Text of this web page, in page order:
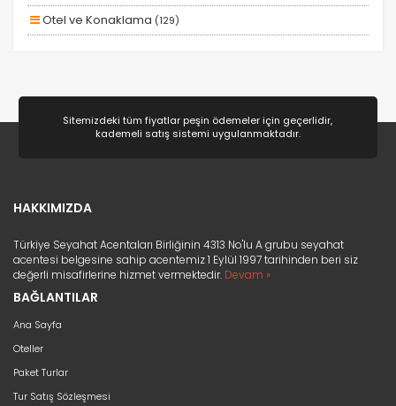
Otel ve Konaklama (129)
Lüks ve Konfor(25)
Eğitim
Sağlık ve Güzellik (2)
Sitemizdeki tüm fiyatlar peşin ödemeler için geçerlidir,
kademeli satış sistemi uygulanmaktadır.
HAKKIMIZDA
Türkiye Seyahat Acentaları Birliğinin 4313 No'lu A grubu seyahat
acentesi belgesine sahip acentemiz 1 Eylül 1997 tarihinden beri siz
değerli misafirlerine hizmet vermektedir. Devam »
BAĞLANTILAR
Ana Sayfa
Oteller
Paket Turlar
Tur Satış Sözleşmesi